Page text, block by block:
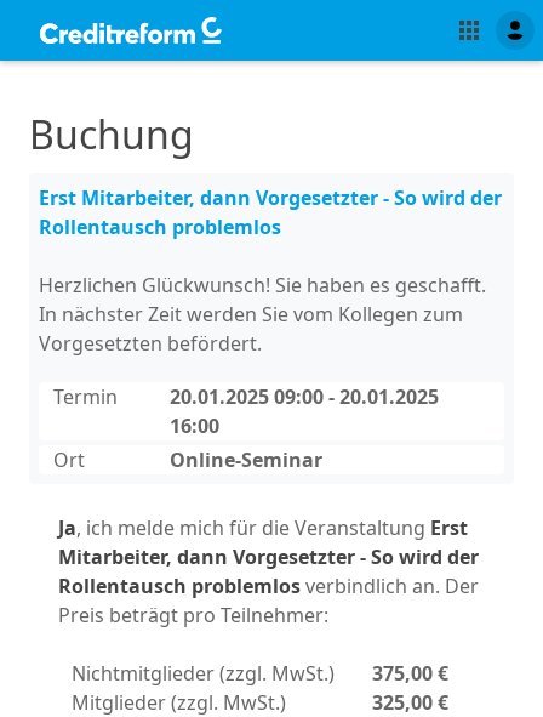
Buchung
Erst Mitarbeiter, dann Vorgesetzter - So wird der
Rollentausch problemlos
Herzlichen Glückwunsch! Sie haben es geschafft.
In nächster Zeit werden Sie vom Kollegen zum
Vorgesetzten befördert.
Termin
20.01.2025 09:00 - 20.01.2025
16:00
Ort
Online-Seminar
Ja, ich melde mich für die Veranstaltung Erst
Mitarbeiter, dann Vorgesetzter - So wird der
Rollentausch problemlosverbindlich an. Der
Preis beträgt pro Teilnehmer:
Nichtmitglieder (zzgl. MwSt.)
375,00 €
Mitglieder (zzgl. MwSt.)
325,00 €